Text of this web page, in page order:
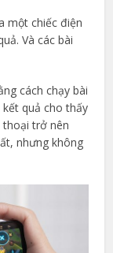
một chiếc điện
Và các bài
cách chạy bài
quả cho thấy
thoại trở nên
nhưng không